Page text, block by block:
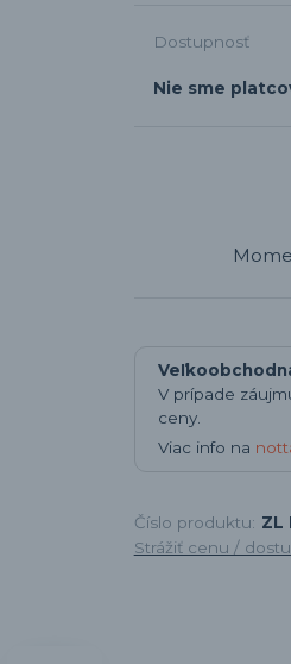
Dostupnosť
Nie sme
V prípade
ceny.
Viac info na
Číslo produktu: ZL
Strážiť cenu /